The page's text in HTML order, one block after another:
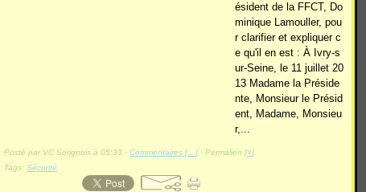
ésident de la FFCT, Do
minique Lamouller, pou
r clarifier et expliquer c
e qu'il en est : À Ivry-s
ur-Seine, le 11 juillet 20
13 Madame la Préside
nte, Monsieur le Présid
ent, Madame, Monsieu
r,...
Posté par VC Sorignois à 05:33 - Commentaires [… ] - Permalien [#]
Tags: Sécurité